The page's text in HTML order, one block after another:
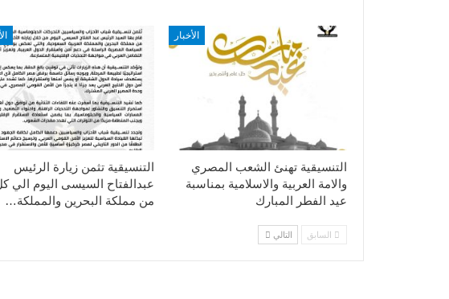
التنسيقية تثمن زيارة الرئيس
عبدالفتاح السيسى اليوم الي
من مملكة البحرين والمملكة…
الأخبار
التنسيقية تهنئ الشعب المصري
والامة العربية والاسلامية بمناسبة
عيد الفطر المبارك
السابق التالي